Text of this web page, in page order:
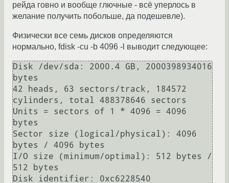
рейда говно и вообще глючные - всё уперлось в
желание получить побольше, да подешевле).
Физически все семь дисков определяются
нормально, fdisk -cu -b 4096 -l выводит следующее:
Disk /dev/sda: 2000.4 GB, 2000398934016
bytes
42 heads, 63 sectors/track, 184572
cylinders, total 488378646 sectors
Units = sectors of 1 * 4096 = 4096
bytes
Sector size (logical/physical): 4096
bytes / 4096 bytes
I/O size (minimum/optimal): 512 bytes /
512 bytes
Disk identifier: 0xc6228540